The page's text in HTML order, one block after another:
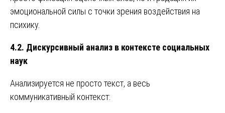
эмоциональной силы с точки зрения воздействия на
психику.
4.2. Дискурсивный анализ в контексте социальных
наук
Анализируется не просто текст, а весь
коммуникативный контекст: